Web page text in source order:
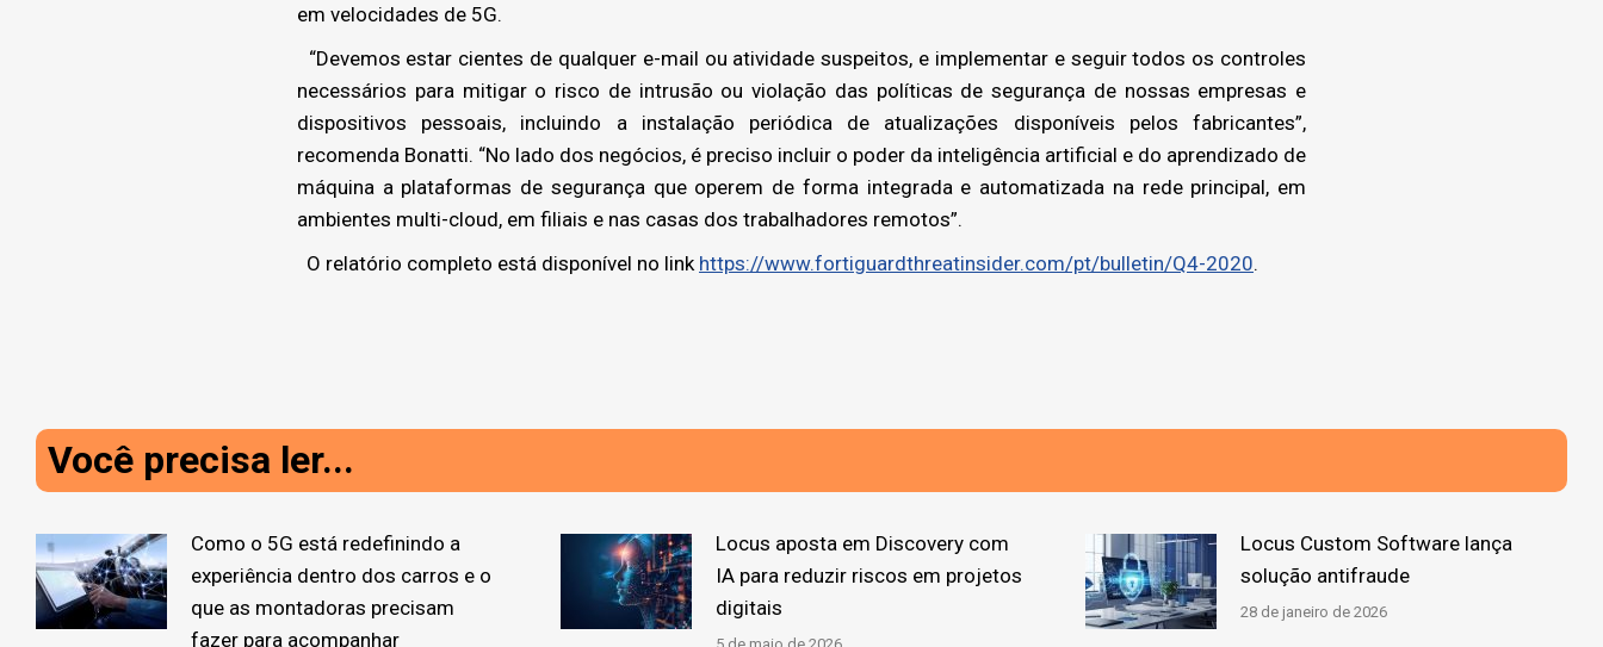
em velocidades de 5G.
“Devemos estar cientes de qualquer e-mail ou atividade suspeitos, e implementar e seguir todos os controles
necessários para mitigar o risco de intrusão ou violação das políticas de segurança de nossas empresas e
dispositivos pessoais, incluindo a instalação periódica de atualizações disponíveis pelos fabricantes”,
recomenda Bonatti. “No lado dos negócios, é preciso incluir o poder da inteligência artificial e do aprendizado de
máquina a plataformas de segurança que operem de forma integrada e automatizada na rede principal, em
ambientes multi-cloud, em filiais e nas casas dos trabalhadores remotos”.
O relatório completo está disponível no link https://www.fortiguardthreatinsider.com/pt/bulletin/Q4-2020.
Você precisa ler...
Como o 5G está redefinindo a
experiência dentro dos carros e o
que as montadoras precisam
fazer para acompanhar
Locus aposta em Discovery com
IA para reduzir riscos em projetos
digitais
Locus Custom Software lança
solução antifraude
28 de janeiro de 2026